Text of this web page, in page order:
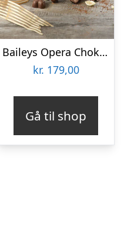
Baileys Opera Chokoladeæske
kr. 179,00
Gå til shop